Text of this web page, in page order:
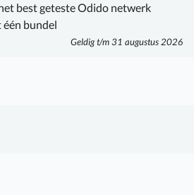
best geteste Odido netwerk
bundel
Geldig t/m 31 augustus 2026